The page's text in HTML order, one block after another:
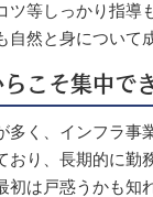
ツ等しっかり指導
自然と身について
こそ集中で
く、インフラ事
り、長期的に勤
初は戸惑うかも